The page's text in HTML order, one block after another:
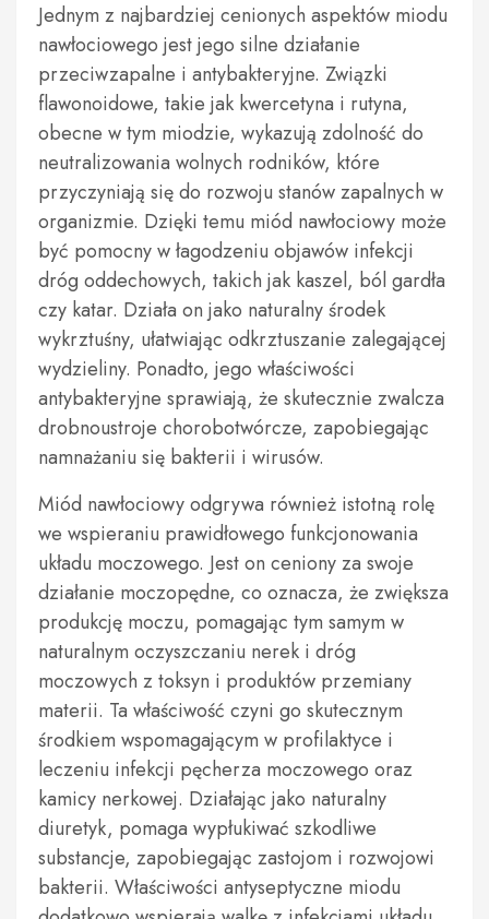
Jednym z najbardziej cenionych aspektów miodu
nawłociowego jest jego silne działanie
przeciwzapalne i antybakteryjne. Związki
flawonoidowe, takie jak kwercetyna i rutyna,
obecne w tym miodzie, wykazują zdolność do
neutralizowania wolnych rodników, które
przyczyniają się do rozwoju stanów zapalnych w
organizmie. Dzięki temu miód nawłociowy może
być pomocny w łagodzeniu objawów infekcji
dróg oddechowych, takich jak kaszel, ból gardła
czy katar. Działa on jako naturalny środek
wykrztuśny, ułatwiając odkrztuszanie zalegającej
wydzieliny. Ponadto, jego właściwości
antybakteryjne sprawiają, że skutecznie zwalcza
drobnoustroje chorobotwórcze, zapobiegając
namnażaniu się bakterii i wirusów.
Miód nawłociowy odgrywa również istotną rolę
we wspieraniu prawidłowego funkcjonowania
układu moczowego. Jest on ceniony za swoje
działanie moczopędne, co oznacza, że zwiększa
produkcję moczu, pomagając tym samym w
naturalnym oczyszczaniu nerek i dróg
moczowych z toksyn i produktów przemiany
materii. Ta właściwość czyni go skutecznym
środkiem wspomagającym w profilaktyce i
leczeniu infekcji pęcherza moczowego oraz
kamicy nerkowej. Działając jako naturalny
diuretyk, pomaga wypłukiwać szkodliwe
substancje, zapobiegając zastojom i rozwojowi
bakterii. Właściwości antyseptyczne miodu